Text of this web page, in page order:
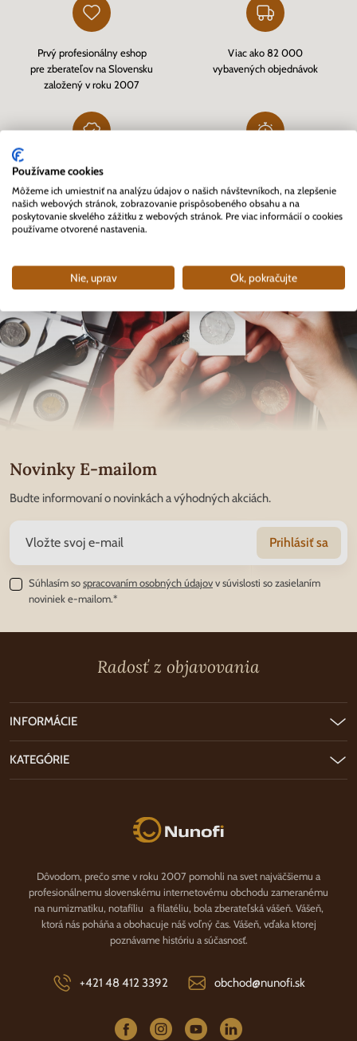
Prvý profesionálny eshop
pre zberateľov na Slovensku
založený v roku 2007
Viac ako 82 000
vybavených objednávok
Zákazníkmi overený eshop
cezHeureka.sk
a kvalitný zákaznícky servis
Novinky E-mailom
Budte informovaní o novinkách a výhodných akciách.
Prihlásiť sa
Súhlasím sospracovaním osobných údajovv súvislosti so zasielaním
noviniek e-mailom.*
Radosť z objavovania
Nunofi.sk
Dôvodom, prečo sme v roku 2007 pomohli na svet najväčšiemu a
profesionálnemu slovenskému internetovému obchodu zameranému
na numizmatiku, notafíliu a filatéliu, bola zberateľská vášeň. Vášeň,
ktorá nás poháňa a obohacuje náš voľný čas. Vášeň, vďaka ktorej
poznávame históriu a súčasnosť.
+421 48 412 3392 obchod@nunofi.sk
INFORMÁCIE
KATEGÓRIE
Používame cookies
Môžeme ich umiestniť na analýzu údajov o našich návštevníkoch, na zlepšenie
našich webových stránok, zobrazovanie prispôsobeného obsahu a na
poskytovanie skvelého zážitku z webových stránok. Pre viac informácií o cookies
používame otvorené nastavenia.
Nie, uprav Ok, pokračujte